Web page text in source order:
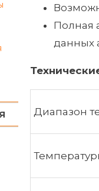
Полная
данных
Диапазон